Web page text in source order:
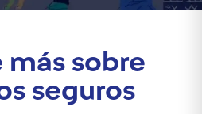
más sobre
seguros